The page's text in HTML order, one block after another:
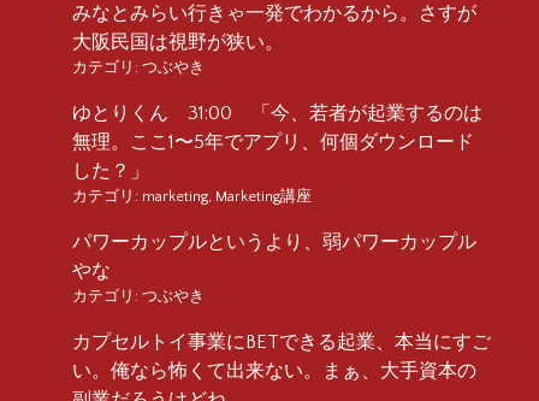
みなとみらい行きゃ一発でわかるから。さすが
大阪民国は視野が狭い。
カテゴリ: つぶやき
ゆとりくん 31:00 「今、若者が起業するのは
無理。ここ1〜5年でアプリ、何個ダウンロード
した？」
カテゴリ: marketing Marketing講座
パワーカップルというより、弱パワーカップル
やな
カテゴリ: つぶやき
カプセルトイ事業にBETできる起業、本当にすご
い。俺なら怖くて出来ない。まぁ、大手資本の